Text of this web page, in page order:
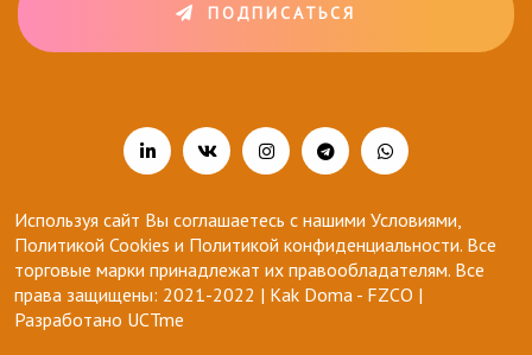
ПОДПИСАТЬСЯ
Используя сайт Вы соглашаетесь с нашими Условиями,
Политикой Cookies и Политикой конфиденциальности. Все
торговые марки принадлежат их правообладателям. Все
права защищены: 2021-2022 | Kak Doma - FZCO |
Разработано UCTme